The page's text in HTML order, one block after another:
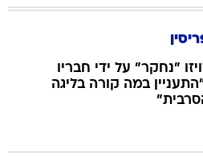
"נחקר" על ידי חבריו
במה קורה בליגה